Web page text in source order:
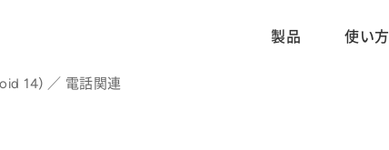
製品 使い方
14) ／ 電話関連